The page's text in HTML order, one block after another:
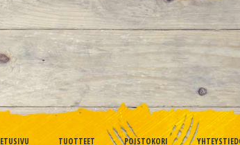
ETUSIVU TUOTTEET POISTOKORI